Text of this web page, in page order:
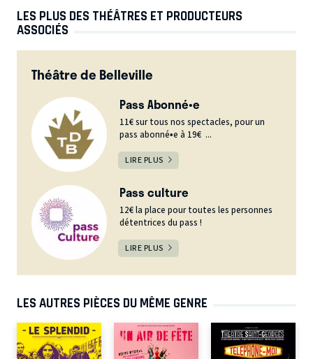
LES PLUS DES THÉÂTRES ET PRODUCTEURS
ASSOCIÉS
Théâtre de Belleville
Pass Abonné•e
11€ sur tous nos spectacles, pour un
pass abonné•e à 19€ ...
LIRE PLUS
Pass culture
12€ la place pour toutes les personnes
détentrices du pass !
LIRE PLUS
LES AUTRES PIÈCES DU MÊME GENRE